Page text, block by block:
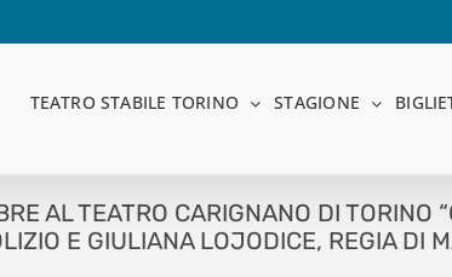
TEATRO STABILE TORINO STAGIONE
AL TEATRO CARIGNANO DI TORINO
E GIULIANA LOJODICE, REGIA DI